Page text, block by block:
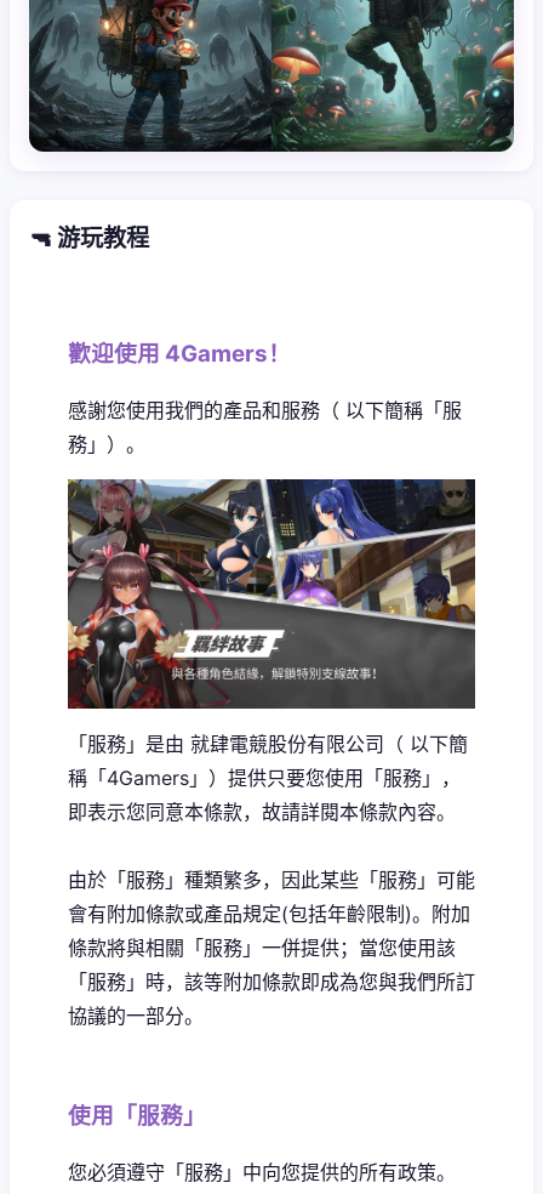
🔫 游玩教程
歡迎使用 4Gamers！
感謝您使用我們的產品和服務（ 以下簡稱「服
務」）。
「服務」是由 就肆電競股份有限公司（ 以下簡
稱「4Gamers」）提供只要您使用「服務」，
即表示您同意本條款，故請詳閱本條款內容。
由於「服務」種類繁多，因此某些「服務」可能
會有附加條款或產品規定(包括年齡限制)。附加
條款將與相關「服務」一併提供；當您使用該
「服務」時，該等附加條款即成為您與我們所訂
協議的一部分。
使用「服務」
您必須遵守「服務」中向您提供的所有政策。